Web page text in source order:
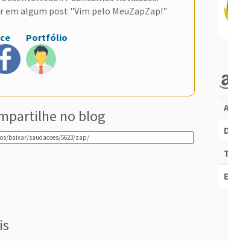
em algum post "Vim pelo MeuZapZap!"
Portfólio
no blog